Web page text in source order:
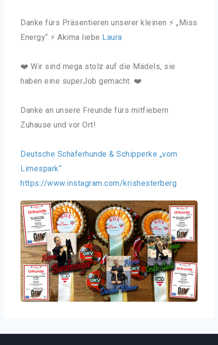
Danke fürs Präsentieren unserer kleinen ⚡ „Miss
Energy“ ⚡ Akima liebe Laura
❤️ Wir sind mega stolz auf die Mädels, sie
haben eine superJob gemacht. ❤️
Danke an unsere Freunde fürs mitfiebern
Zuhause und vor Ort!
Deutsche Schäferhunde & Schipperke „vom
Limespark“
https://www.instagram.com/krishesterberg